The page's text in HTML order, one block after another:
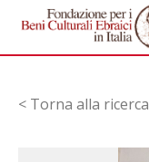
< Torna alla ricerca